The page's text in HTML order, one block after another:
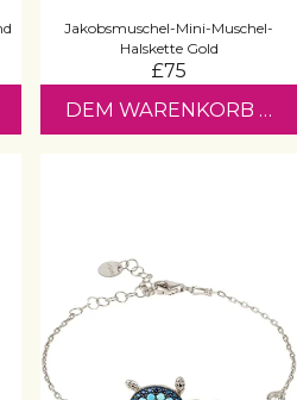
Jakobsmuschel-Mini-Muschel-
Halskette Gold
£75
DEM WARENKORB